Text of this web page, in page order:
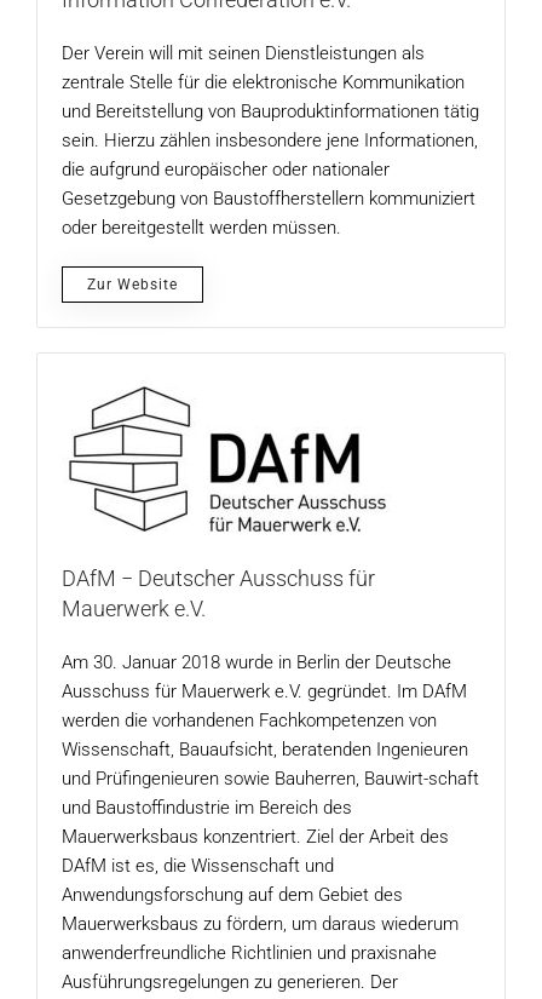
Der Verein will mit seinen Dienstleistungen als
zentrale Stelle für die elektronische Kommunikation
und Bereitstellung von Bauproduktinformationen tätig
sein. Hierzu zählen insbesondere jene Informationen,
die aufgrund europäischer oder nationaler
Gesetzgebung von Baustoffherstellern kommuniziert
oder bereitgestellt werden müssen.
Zur Website
DAfM − Deutscher Ausschuss für
Mauerwerk e.V.
Am 30. Januar 2018 wurde in Berlin der Deutsche
Ausschuss für Mauerwerk e.V. gegründet. Im DAfM
werden die vorhandenen Fachkompetenzen von
Wissenschaft, Bauaufsicht, beratenden Ingenieuren
und Prüfingenieuren sowie Bauherren, Bauwirt-schaft
und Baustoffindustrie im Bereich des
Mauerwerksbaus konzentriert. Ziel der Arbeit des
DAfM ist es, die Wissenschaft und
Anwendungsforschung auf dem Gebiet des
Mauerwerksbaus zu fördern, um daraus wiederum
anwenderfreundliche Richtlinien und praxisnahe
Ausführungsregelungen zu generieren. Der